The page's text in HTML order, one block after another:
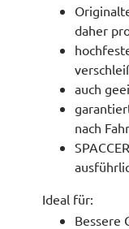
daher
auch
nach
SPACCER
Ideal für:
Bessere